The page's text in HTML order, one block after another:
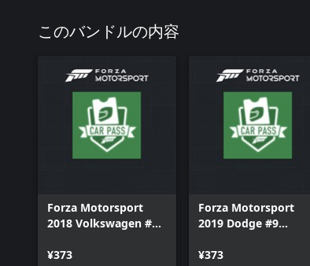
このバンドルの内容
Forza Motorsport
2018 Volkswagen #22
GTI
¥373
Forza Motorsport
2019 Dodge #9
Racing TA Challenger
¥373